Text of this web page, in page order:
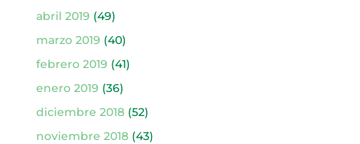
abril 2019 (49)
marzo 2019 (40)
febrero 2019 (41)
enero 2019 (36)
diciembre 2018(52)
noviembre 2018(43)